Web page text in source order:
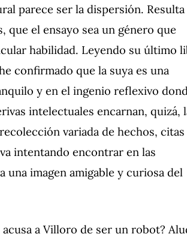
parece ser la dispersión. Resulta
que el ensayo sea un género que
habilidad. Leyendo su último
confirmado que la suya es una
y en el ingenio reflexivo
intelectuales encarnan, quizá,
variada de hechos, citas
intentando encontrar en las
imagen amigable y curiosa del
a Villoro de ser un robot?